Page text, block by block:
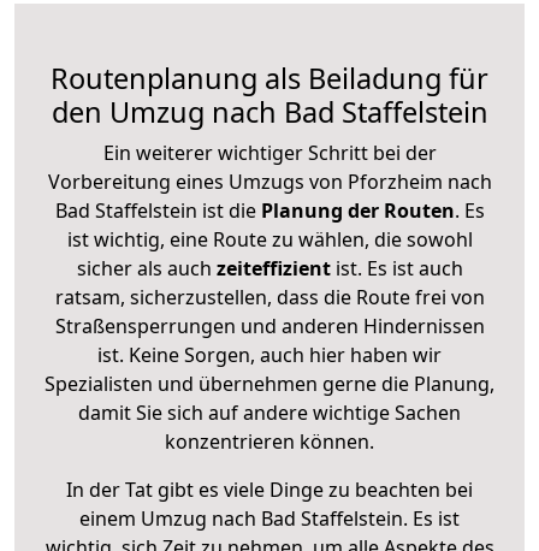
Routenplanung als Beiladung für
den Umzug nach Bad Staffelstein
Ein weiterer wichtiger Schritt bei der
Vorbereitung eines Umzugs von Pforzheim nach
Bad Staffelstein ist diePlanung der Routen. Es
ist wichtig, eine Route zu wählen, die sowohl
sicher als auch zeiteffizientist. Es ist auch
ratsam, sicherzustellen, dass die Route frei von
Straßensperrungen und anderen Hindernissen
ist. Keine Sorgen, auch hier haben wir
Spezialisten und übernehmen gerne die Planung,
damit Sie sich auf andere wichtige Sachen
konzentrieren können.
In der Tat gibt es viele Dinge zu beachten bei
einem Umzug nach Bad Staffelstein. Es ist